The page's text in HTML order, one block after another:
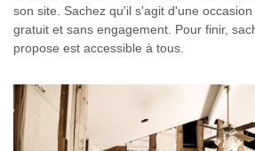
son site. Sachez qu'il s'agit d'une
gratuit et sans engagement. Pour finir,
propose est accessible à tous.